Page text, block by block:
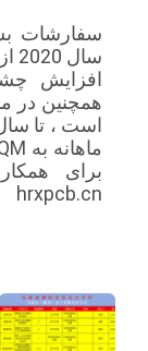
hrxpcb.cn